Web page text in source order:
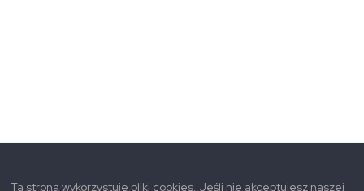
Ta strona wykorzystuje pliki cookies. Jeśli nie akceptujesz naszej